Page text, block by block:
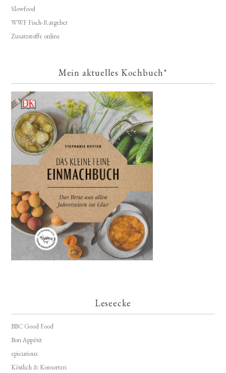
Slowfood
WWF Fisch-Ratgeber
Zusatzstoffe online
Mein aktuelles Kochbuch*
Leseecke
BBC Good Food
Bon Appétit
epicurious
Köstlich & Konsorten